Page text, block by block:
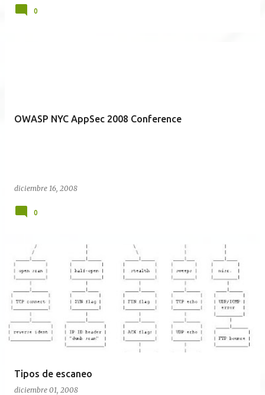
0
OWASP NYC AppSec 2008 Conference
diciembre 16, 2008
0
Tipos de escaneo
diciembre 01, 2008